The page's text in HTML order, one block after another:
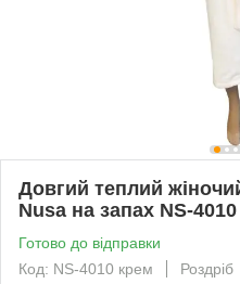
Довгий теплий
Nusa на запах NS-
Готово до відправки
Код: NS-4010 крем
Роздріб